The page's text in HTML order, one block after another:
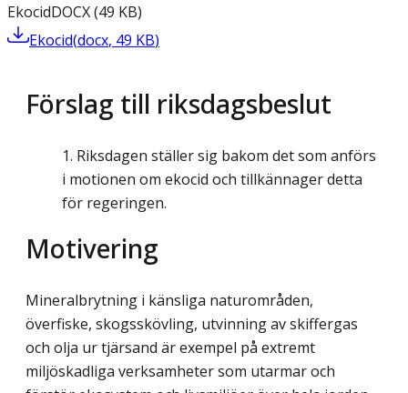
EkocidDOCX(49 KB)
Ekocid(docx, 49 KB)
Förslag till riksdagsbeslut
Riksdagen ställer sig bakom det som anförs
i motionen om ekocid och tillkännager detta
för regeringen.
Motivering
Mineralbrytning i känsliga naturområden,
överfiske, skogsskövling, utvinning av skiffergas
och olja ur tjärsand är exempel på extremt
miljöskadliga verksamheter som utarmar och